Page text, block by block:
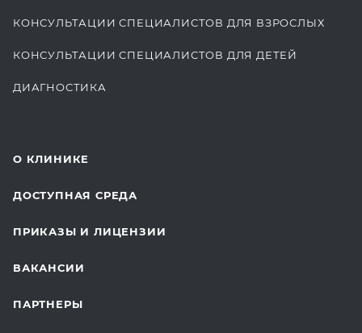
КОНСУЛЬТАЦИИ СПЕЦИАЛИСТОВ ДЛЯ ВЗРОСЛЫХ
КОНСУЛЬТАЦИИ СПЕЦИАЛИСТОВ ДЛЯ ДЕТЕЙ
ДИАГНОСТИКА
О КЛИНИКЕ
ДОСТУПНАЯ СРЕДА
ПРИКАЗЫ И ЛИЦЕНЗИИ
ВАКАНСИИ
ПАРТНЕРЫ